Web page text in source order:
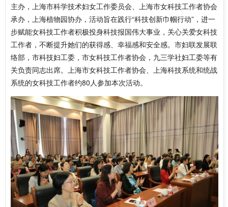
主办，上海市科学技术妇女工作委员会、上海市女科技工作者协会
承办，上海植物园协办，活动旨在践行“科技创新巾帼行动”，进一
步赋能女科技工作者积极投身科技报国伟大事业，关心关爱女科技
工作者，不断提升她们的获得感、幸福感和安全感。市妇联发展联
络部，市科技妇工委，市女科技工作者协会，九三学社妇工委等有
关负责同志出席。上海市女科技工作者协会、上海科技系统和统战
系统的女科技工作者约80人参加本次活动。